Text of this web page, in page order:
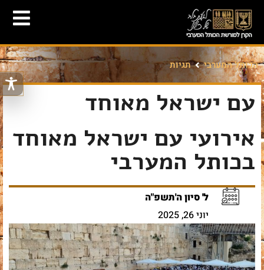
הכותל המערבי תגיות
עם ישראל מאוחד
אירועי עם ישראל מאוחד
בכותל המערבי
ל' סיון ה'תשפ"ה
יוני 26, 2025